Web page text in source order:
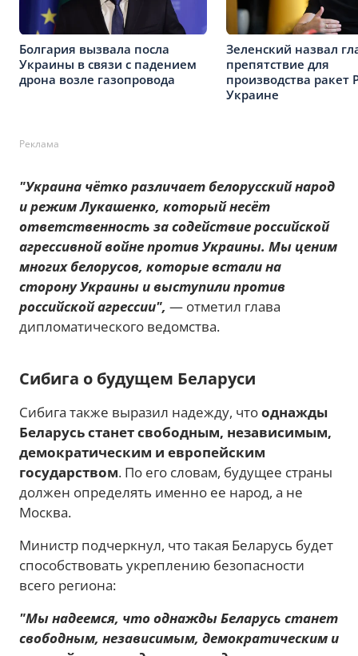
Болгария вызвала посла
Украины в связи с падением
дрона возле газопровода
Зеленский назвал
препятствие для
производства ракет
Украине
Реклама
"Украина чётко различает белорусский народ
и режим Лукашенко, который несёт
ответственность за содействие российской
агрессивной войне против Украины. Мы ценим
многих белорусов, которые встали на
сторону Украины и выступили против
российской агрессии", — отметил глава
дипломатического ведомства.
Сибига о будущем Беларуси
Сибига также выразил надежду, чтооднажды
Беларусь станет свободным, независимым,
демократическим и европейским
государством. По его словам, будущее страны
должен определять именно ее народ, а не
Москва.
Министр подчеркнул, что такая Беларусь будет
способствовать укреплению безопасности
всего региона:
"Мы надеемся, что однажды Беларусь станет
свободным, независимым, демократическим и